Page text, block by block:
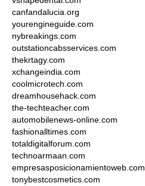
canfandalucia.org
yourengineguide.com
nybreakings.com
outstationcabsservices.com
thekrtagy.com
xchangeindia.com
coolmicrotech.com
dreamhousehack.com
the-techteacher.com
automobilenews-online.com
fashionalltimes.com
totaldigitalforum.com
technoarmaan.com
empresasposicionamientoweb.com
tonybestcosmetics.com